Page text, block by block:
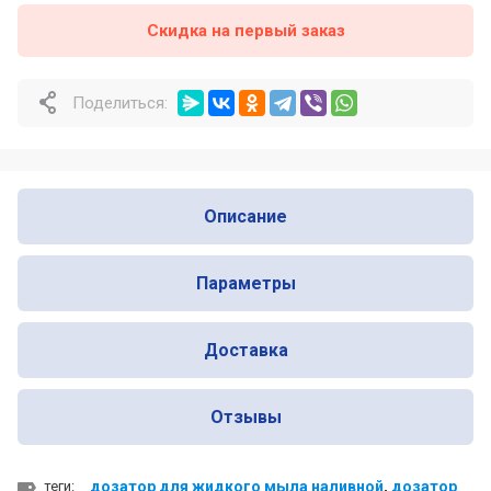
Почему профессионалы выбирают
Nofer для оснащения общественных
Поделиться:
Скидка на первый заказ
Описание
Параметры
Доставка
Отзывы
теги: дозатор для жидкого мыла наливной, дозатор